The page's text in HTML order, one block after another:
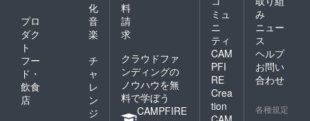
化
プロ
ダク
ト
音
楽
フー
ド・
飲食
店
チ
ャ
レ
ン
ジ
料
請
求
クラウドファ
ンディングの
ノウハウを無
料で学ぼう
CAMPFIRE
ミュ
ニ
ティ
CAM
PFI
RE
Crea
tion
み
ニュー
ス
ヘルプ
お問い
合わせ
各種規定